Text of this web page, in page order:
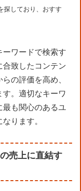
探しており、おすす
ーワードで検索す
合致したコンテン
の評価を高め、
。適切なキーワ
最も関心のあるユ
ります。
売上に直結す